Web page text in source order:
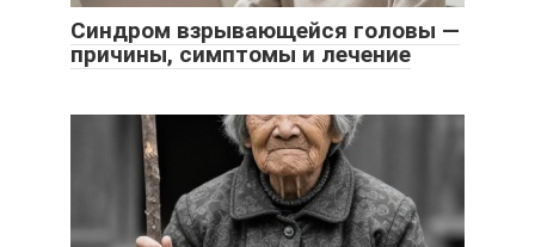
Синдром взрывающейся головы —
причины, симптомы и лечение